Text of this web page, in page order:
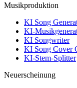
Musikproduktion
KI Song
KI-
KI Songwriter
KI Song Cover
KI-Stem-Splitter
Neuerscheinung